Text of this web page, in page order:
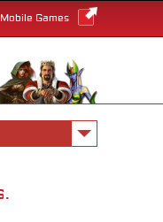
Games